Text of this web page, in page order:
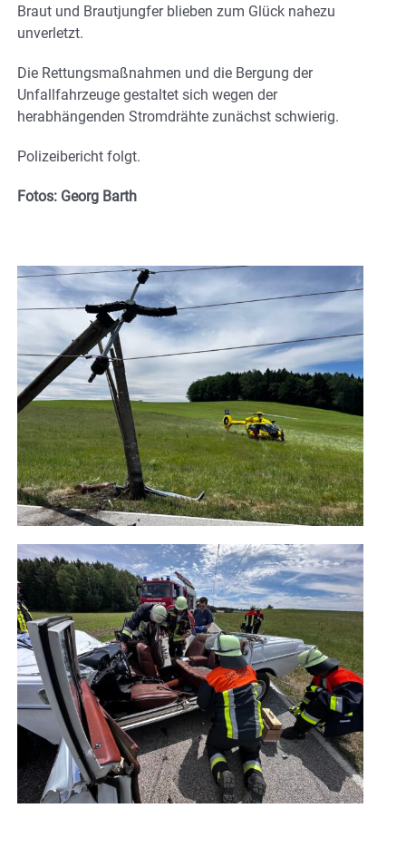
Braut und Brautjungfer blieben zum Glück nahezu
unverletzt.
Die Rettungsmaßnahmen und die Bergung der
Unfallfahrzeuge gestaltet sich wegen der
herabhängenden Stromdrähte zunächst schwierig.
Polizeibericht folgt.
Fotos: Georg Barth